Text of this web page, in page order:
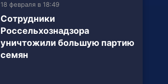
18 февраля в 18:49
Сотрудники
Россельхознадзора
уничтожили большую партию
семян